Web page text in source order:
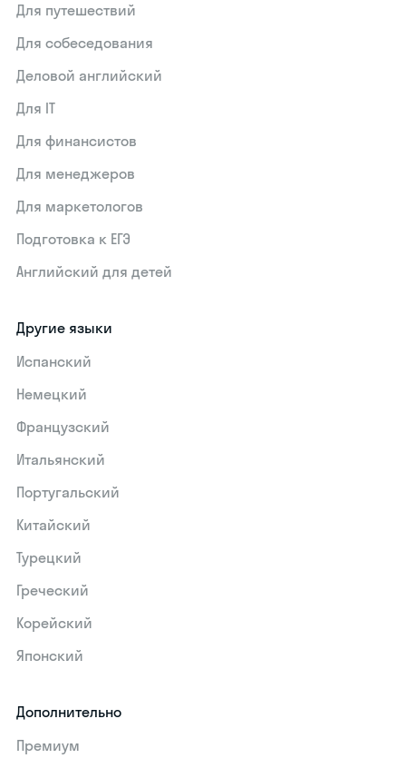
Для путешествий
Для собеседования
Деловой английский
Для IT
Для финансистов
Для менеджеров
Для маркетологов
Подготовка к ЕГЭ
Английский для детей
Другие языки
Испанский
Немецкий
Французский
Итальянский
Португальский
Китайский
Турецкий
Греческий
Корейский
Японский
Дополнительно
Премиум